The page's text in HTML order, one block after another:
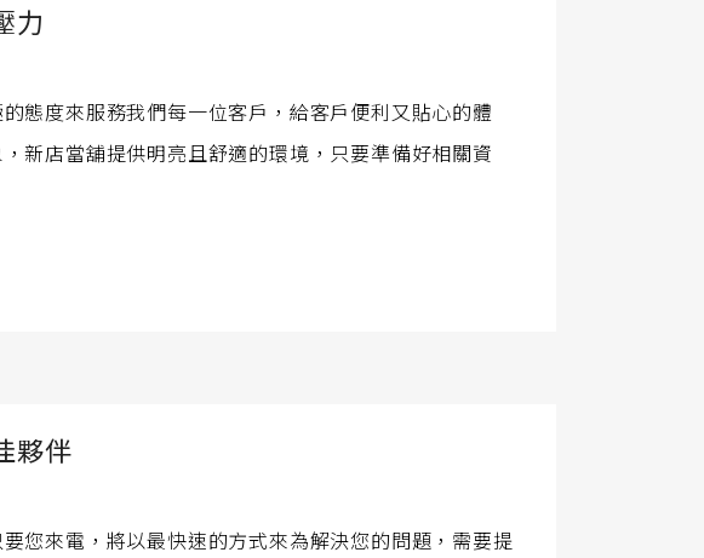
力
態度來服務我們每一位客戶，給客戶便利又貼心的體
新店當舖提供明亮且舒適的環境，只要準備好相關資
夥伴
您來電，將以最快速的方式來為解決您的問題，需要提